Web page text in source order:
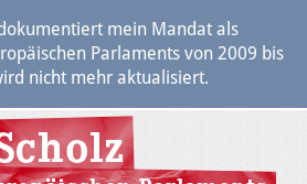
mein Mandat als
Parlaments von 2009 bis
nicht mehr aktualisiert.